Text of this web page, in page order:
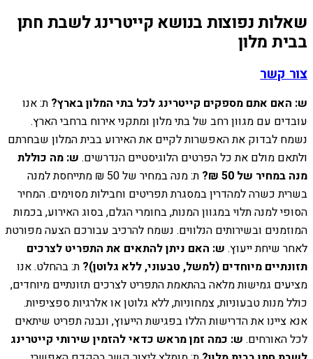
שאלות נפוצות בנושא קייטרינג לשבת חתן
בבית מלון
צור קשר
ש: האם אתם מספקים קייטרינג לכל בתי המלון בארץ? ת: אנו
עובדים עם מגוון רחב של בתי מלון ומתקני אירוח ברחבי הארץ.
נשמח לבדוק את האפשרות לקיים את האירוע בבית המלון שבחרתם
ולתאם מולם את כל הפרטים הלוגיסטיים הנדרשים. ש: מה כוללת
מנה במחיר של 50 ₪?
ת: מנה במחיר של 50 ₪ מתייחסת למנה
בשרית כשרה למהדרין במסגרת תפריטים וחבילות מסוימים. המחיר
הסופי למנה תלוי במגוון המנות, בחומרי הגלם, בסוג האירוע, בכמות
המוזמנים ובשירותים הנלווים. נשמח להרכיב עבורכם הצעה מפורטת
לאחר שיחת ייעוץ. ש: האם ניתן להתאים את התפריט לצרכים
תזונתיים מיוחדים (למשל, טבעוני, ללא גלוטן)? ת: בהחלט. אנו
מציעים גמישות מלאה בהתאמת התפריט לצרכים תזונתיים מיוחדים,
כולל מנות טבעוניות, צמחוניות, ללא גלוטן או אלרגיות ספציפיות.
אנא ציינו את הדרישות הללו בפגישת הייעוץ, ונבנה תפריט שיתאים
לכל האורחים. ש: כמה זמן מראש כדאי להזמין שירותי קייטרינג